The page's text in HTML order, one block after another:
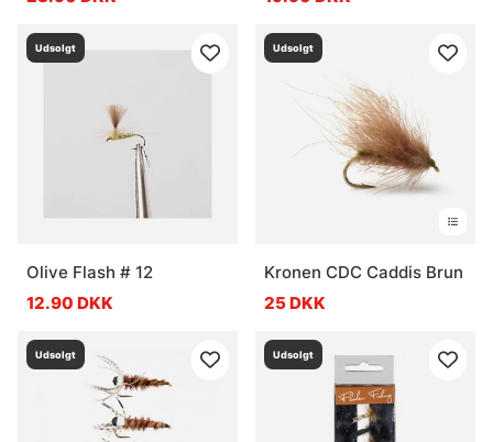
Udsolgt
Olive Flash # 12
12.90 DKK
Udsolgt
Kronen CDC Caddis Brun
25 DKK
Udsolgt Udsolgt